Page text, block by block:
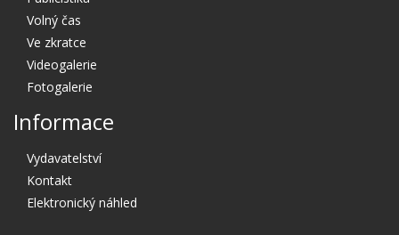
Volný čas
Ve zkratce
Videogalerie
Fotogalerie
Informace
Vydavatelství
Kontakt
Elektronický náhled